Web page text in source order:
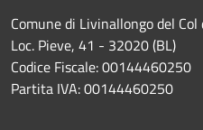
Comune di Livinallongo del Col
Loc. Pieve, 41 - 32020 (BL)
Codice Fiscale: 00144460250
Partita IVA: 00144460250